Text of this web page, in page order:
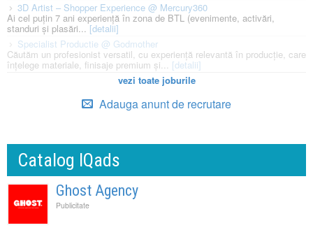
3D Artist – Shopper Experience @ Mercury360
Ai cel puțin 7 ani experiență în zona de BTL (evenimente, activări,
standuri și plasări... [detalii]
Specialist Productie @ Godmother
Căutăm un profesionist versatil, cu experiență relevantă în producție, care
înțelege materiale, finisaje premium și... [detalii]
vezi toate joburile
Adauga anunt de recrutare
Catalog IQads
Ghost Agency
Publicitate